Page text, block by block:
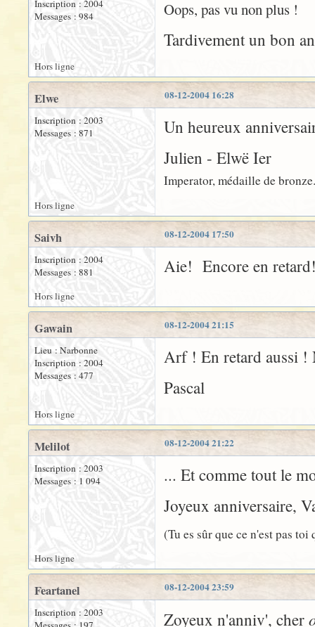
Inscription : 2004
Messages : 984
Oops, pas vu non plus !
Tardivement un bon
Hors ligne
08-12-2004 16:28
Elwe
Inscription : 2003
Messages : 871
Un heureux
Julien - Elwë Ier
Imperator, médaille de
Hors ligne
08-12-2004 17:50
Saivh
Inscription : 2004
Messages : 881
Aie! Encore en
Hors ligne
08-12-2004 21:15
Gawain
Lieu : Narbonne
Inscription : 2004
Messages : 477
Arf ! En retard aussi !
Pascal
Hors ligne
08-12-2004 21:22
Melilot
Inscription : 2003
Messages : 1 094
... Et comme tout le
Joyeux anniversaire,
(Tu es sûr que ce n'est pas
Hors ligne
08-12-2004 23:59
Feartanel
Inscription : 2003
Zoyeux n'anniv', cher